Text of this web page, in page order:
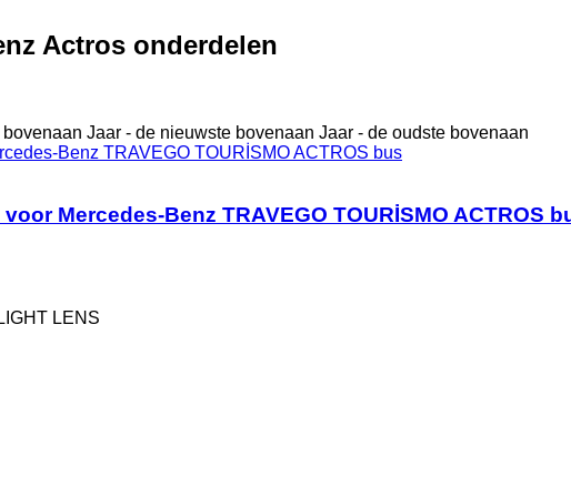
Actros onderdelen
Jaar - de nieuwste bovenaan Jaar - de oudste bovenaan
Mercedes-Benz TRAVEGO TOURİSMO ACTROS
LENS